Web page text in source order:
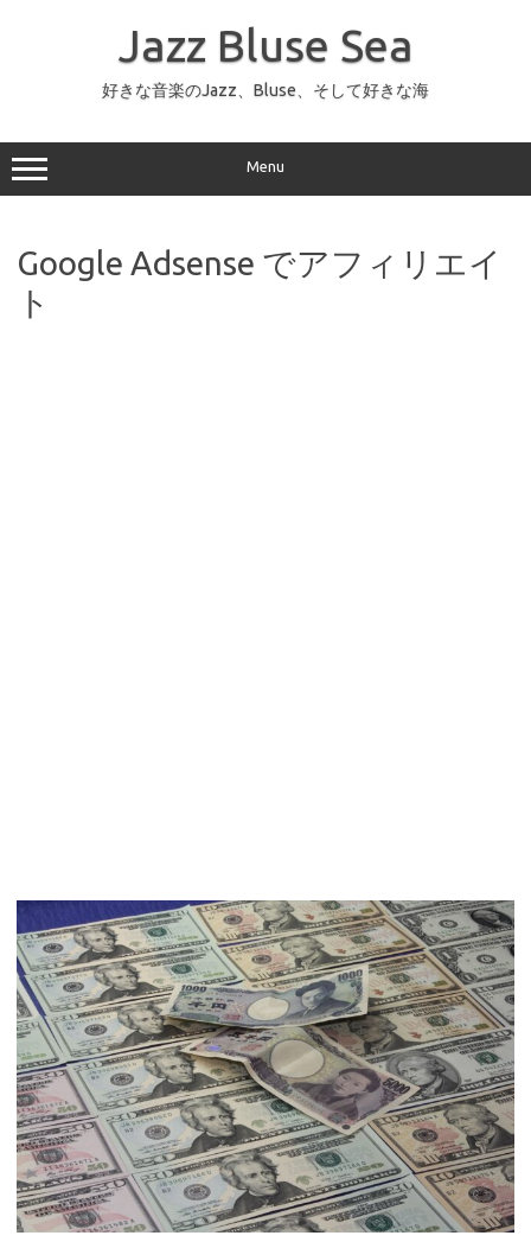
ッ
プ
Jazz Bluse Sea
好きな音楽のJazz、Bluse、そして好きな海
Menu
Google Adsense でアフィリエイ
ト